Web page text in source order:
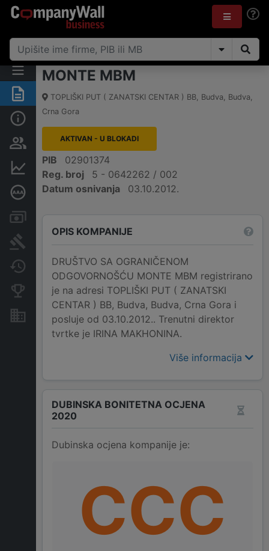
Sažetak
Osobe i vlasništvo
Dubinska bonitetna ocjena
Računi i blokade
Promjene
Konkurentne kompanije
Nekretnine i imovina
MONTE MBM
TOPLIŠKI PUT ( ZANATSKI CENTAR ) BB, Budva, Budva,
Crna Gora
AKTIVAN - U BLOKADI
PIB
02901374
Reg. broj
5 - 0642262 / 002
Datum osnivanja
03.10.2012.
OPIS KOMPANIJE
DRUŠTVO SA OGRANIČENOM
ODGOVORNOŠĆU MONTE MBM registrirano
je na adresi TOPLIŠKI PUT ( ZANATSKI
CENTAR ) BB, Budva, Budva, Crna Gora i
posluje od 03.10.2012.. Trenutni direktor
tvrtke je IRINA MAKHONINA.
Više informacija
DUBINSKA BONITETNA OCJENA
2020
Dubinska ocjena kompanije je:
CCC